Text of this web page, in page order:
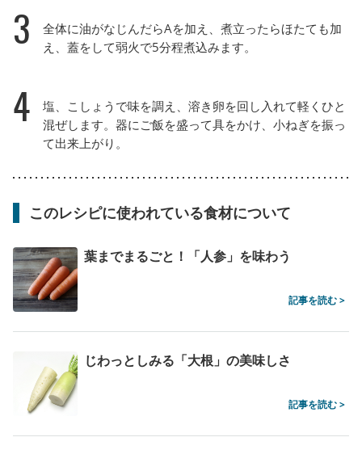
3
全体に油がなじんだらAを加え、煮立ったらほたても加
え、蓋をして弱火で5分程煮込みます。
4
塩、こしょうで味を調え、溶き卵を回し入れて軽くひと
混ぜします。器にご飯を盛って具をかけ、小ねぎを振っ
て出来上がり。
このレシピに使われている食材について
葉までまるごと！「人参」を味わう
記事を読む >
じわっとしみる「大根」の美味しさ
記事を読む >